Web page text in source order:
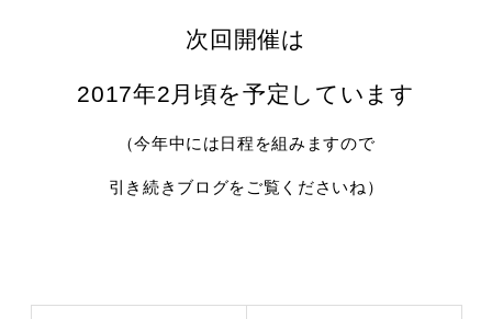
次回開催は
2017年2月頃を予定しています
（今年中には日程を組みますので
引き続きブログをご覧くださいね）